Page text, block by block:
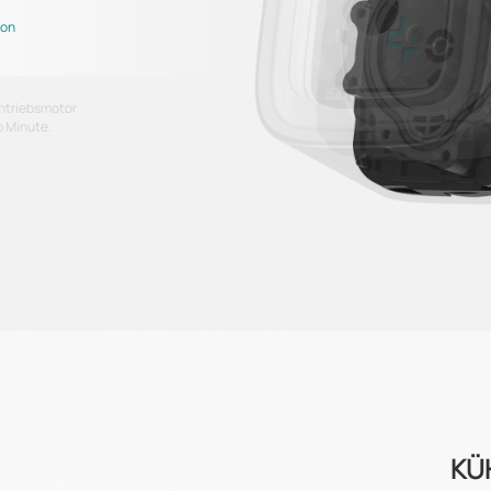
Minute.